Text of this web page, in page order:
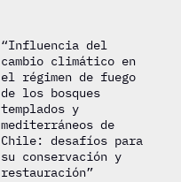
“Influencia del
cambio climático en
el régimen de fuego
de los bosques
templados y
mediterráneos de
Chile: desafíos para
su conservación y
restauración”